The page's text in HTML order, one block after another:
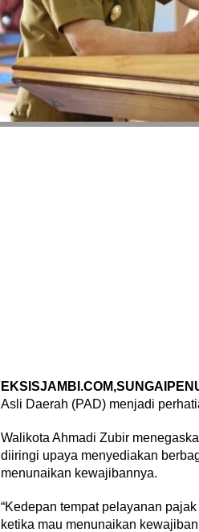
Asli Daerah (PAD) menjadi
Walikota Ahmadi Zubir
diiringi upaya menyediakan
menunaikan kewajibannya.
“Kedepan tempat pelayanan
ketika mau menunaikan